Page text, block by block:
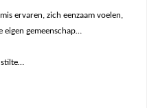
ervaren, zich eenzaam voelen,
eigen gemeenschap…
stilte…